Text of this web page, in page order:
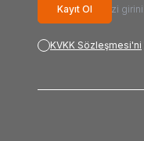
Kayıt Ol
KVKK Sözleşmesi'ni